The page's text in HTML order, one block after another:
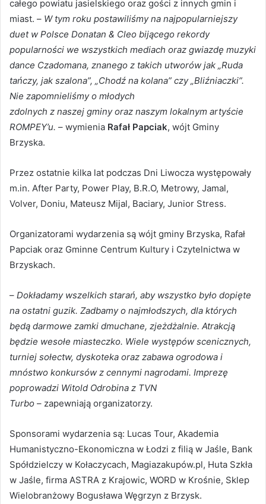
całego powiatu jasielskiego oraz gości z innych gmin i
miast. – W tym roku postawiliśmy na najpopularniejszy
duet w Polsce Donatan & Cleo bijącego rekordy
popularności we wszystkich mediach oraz gwiazdę muzyki
dance Czadomana, znanego z takich utworów jak „Ruda
tańczy, jak szalona”, „Chodź na kolana” czy „Bliźniaczki”.
Nie zapomnieliśmy o młodych
zdolnych z naszej gminy oraz naszym lokalnym artyście
ROMPEY’u. – wymienia Rafał Papciak, wójt Gminy
Brzyska.
Przez ostatnie kilka lat podczas Dni Liwocza występowały
m.in. After Party, Power Play, B.R.O, Metrowy, Jamal,
Volver, Doniu, Mateusz Mijal, Baciary, Junior Stress.
Organizatorami wydarzenia są wójt gminy Brzyska, Rafał
Papciak oraz Gminne Centrum Kultury i Czytelnictwa w
Brzyskach.
– Dokładamy wszelkich starań, aby wszystko było dopięte
na ostatni guzik. Zadbamy o najmłodszych, dla których
będą darmowe zamki dmuchane, zjeżdżalnie. Atrakcją
będzie wesołe miasteczko. Wiele występów scenicznych,
turniej sołectw, dyskoteka oraz zabawa ogrodowa i
mnóstwo konkursów z cennymi nagrodami. Imprezę
poprowadzi Witold Odrobina z TVN
Turbo – zapewniają organizatorzy.
Sponsorami wydarzenia są: Lucas Tour, Akademia
Humanistyczno-Ekonomiczna w Łodzi z filią w Jaśle, Bank
Spółdzielczy w Kołaczycach, Magiazakupów.pl, Huta Szkła
w Jaśle, firma ASTRA z Krajowic, WORD w Krośnie, Sklep
Wielobranżowy Bogusława Węgrzyn z Brzysk.